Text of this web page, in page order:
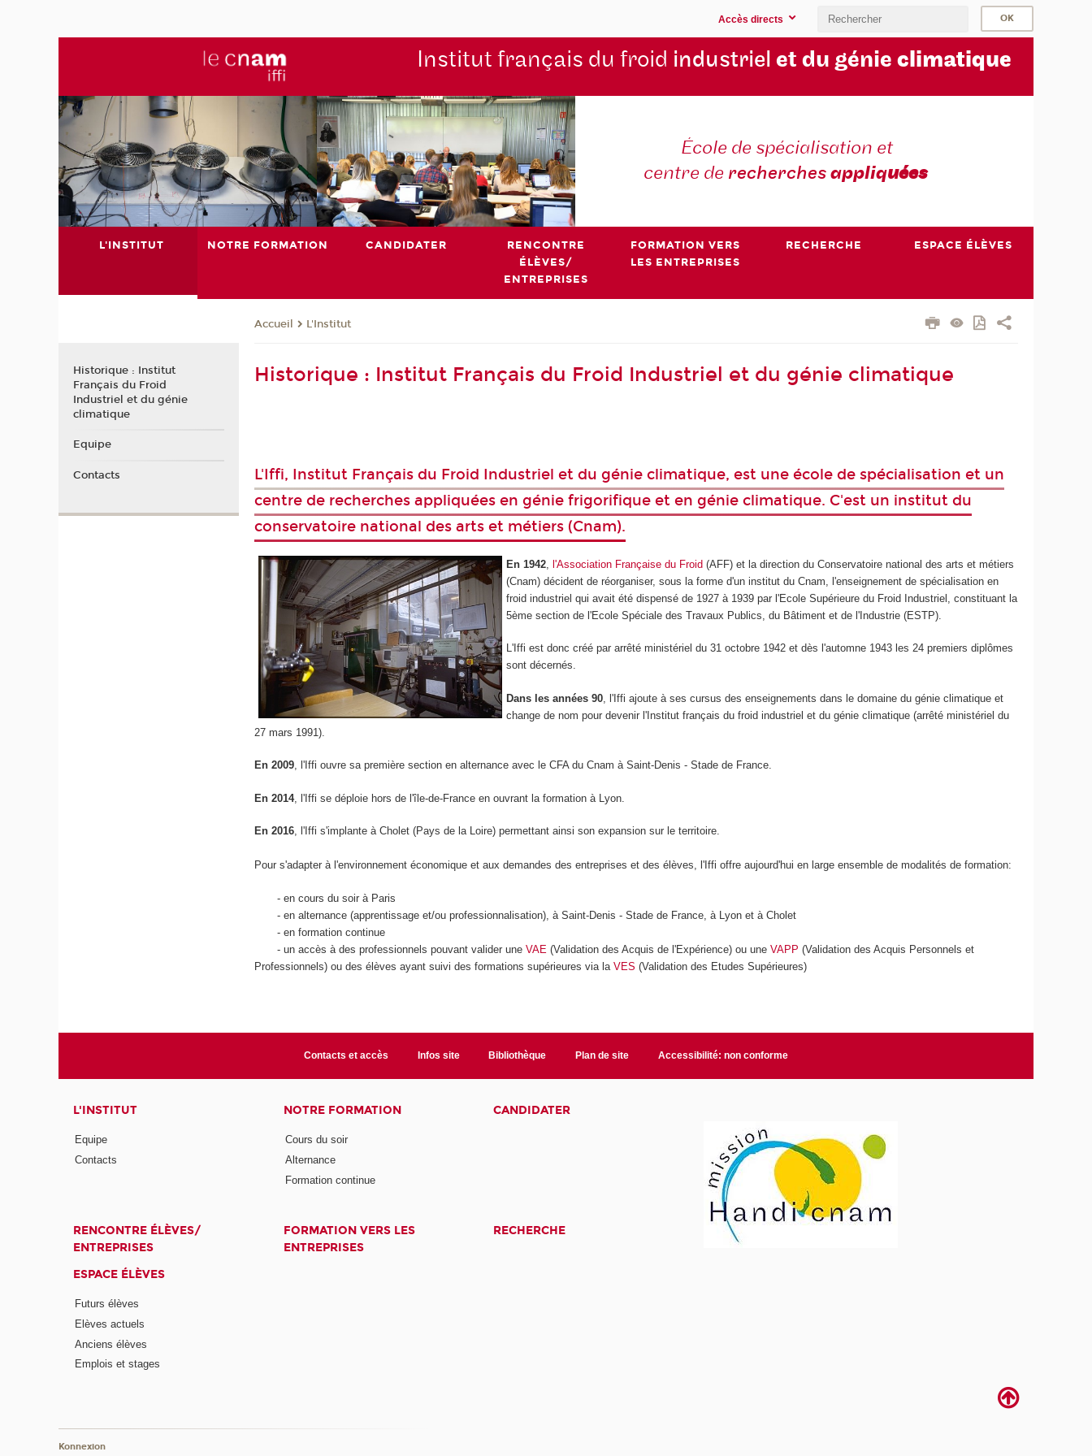
Accès directs
Institut français du froid industriel et du génie climatique
École de spécialisation et
centre de recherchesappliquées
L'INSTITUT NOTRE FORMATION CANDIDATER
RENCONTRE
ÉLÈVES/
ENTREPRISES
FORMATION VERS
LES ENTREPRISES
RECHERCHE ESPACE ÉLÈVES
Accueil L'Institut
Historique : Institut Français du Froid Industriel et du génie climatique
L'Iffi, Institut Français du Froid Industriel et du génie climatique, est une école de spécialisation et un
centre de recherches appliquées en génie frigorifique et en génie climatique. C'est un institut du
conservatoire national des arts et métiers (Cnam).
En 1942 l'Association Française du Froid (AFF) et la direction du Conservatoire national des arts et métiers
(Cnam) décident de réorganiser, sous la forme d'un institut du Cnam, l'enseignement de spécialisation en
froid industriel qui avait été dispensé de 1927 à 1939 par l'Ecole Supérieure du Froid Industriel, constituant la
5ème section de l'Ecole Spéciale des Travaux Publics, du Bâtiment et de l'Industrie (ESTP).
L'Iffi est donc créé par arrêté ministériel du 31 octobre 1942 et dès l'automne 1943 les 24 premiers diplômes
sont décernés.
Dans les années 90 , l'Iffi ajoute à ses cursus des enseignements dans le domaine du génie climatique et
change de nom pour devenir l'Institut français du froid industriel et du génie climatique (arrêté ministériel du
27 mars 1991).
En 2009, l'Iffi ouvre sa première section en alternance avec le CFA du Cnam à Saint-Denis - Stade de France.
En 2014, l'Iffi se déploie hors de l'île-de-France en ouvrant la formation à Lyon.
En 2016, l'Iffi s'implante à Cholet (Pays de la Loire) permettant ainsi son expansion sur le territoire.
Pour s'adapter à l'environnement économique et aux demandes des entreprises et des élèves, l'Iffi offre aujourd'hui en large ensemble de modalités de formation:
- en cours du soir à Paris
- en alternance (apprentissage et/ou professionnalisation), à Saint-Denis - Stade de France, à Lyon et à Cholet
- en formation continue
- un accès à des professionnels pouvant valider uneVAE (Validation des Acquis de l'Expérience) ou uneVAPP (Validation des Acquis Personnels et
Professionnels) ou des élèves ayant suivi des formations supérieures via laVES (Validation des Etudes Supérieures)
Historique : Institut
Français du Froid
Industriel et du génie
climatique
Equipe
Contacts
Contacts et accès Infos site Bibliothèque Plan de site Accessibilité: non conforme
L'INSTITUT
Equipe
Contacts
NOTRE FORMATION
Cours du soir
Alternance
Formation continue
CANDIDATER
RENCONTRE ÉLÈVES/
ENTREPRISES
FORMATION VERS LES
ENTREPRISES
RECHERCHE
ESPACE ÉLÈVES
Futurs élèves
Elèves actuels
Anciens élèves
Emplois et stages
Konnexion